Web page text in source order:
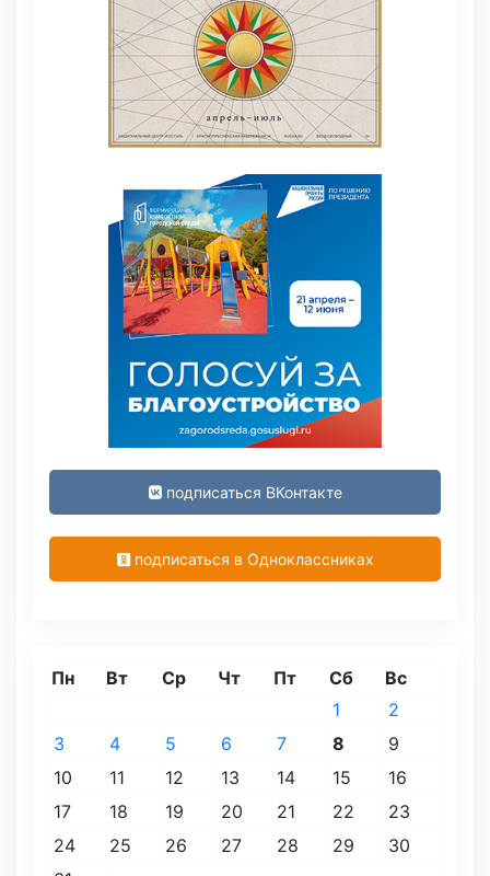
подписаться ВКонтакте
подписаться в Одноклассниках
Пн Вт Ср Чт Пт Сб
Вс
1
2
3
4 5 6 7 8
9
10
11 12 13 14 15
16
17
18 19 20 21 22
23
24
25 26 27 28 29
30